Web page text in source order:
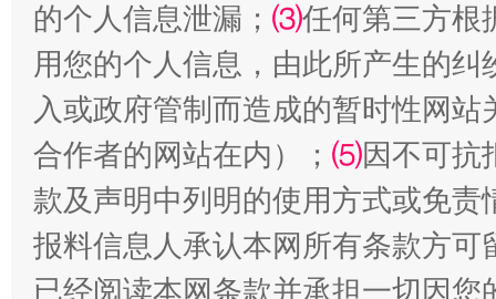
受贿1.44亿！段成刚被判无期 从幼
的个人信息泄漏； ⑶任何第三方根
用您的个人信息，由此所产生的纠
入或政府管制而造成的暂时性网
合作者的网站在内）； ⑸因不可抗
款及声明中列明的使用方式或免责
报料信息人承认本网所有条款方
已经阅读本网条款并承担一切因